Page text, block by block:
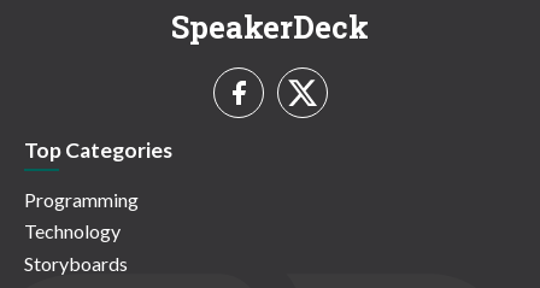
SpeakerDeck
Top Categories
Programming
Technology
Storyboards